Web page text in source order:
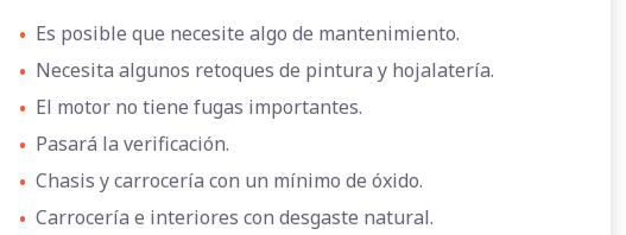
• Es posible que necesite algo de mantenimiento.
• Necesita algunos retoques de pintura y hojalatería.
• El motor no tiene fugas importantes.
• Pasará la verificación.
• Chasis y carrocería con un mínimo de óxido.
• Carrocería e interiores con desgaste natural.